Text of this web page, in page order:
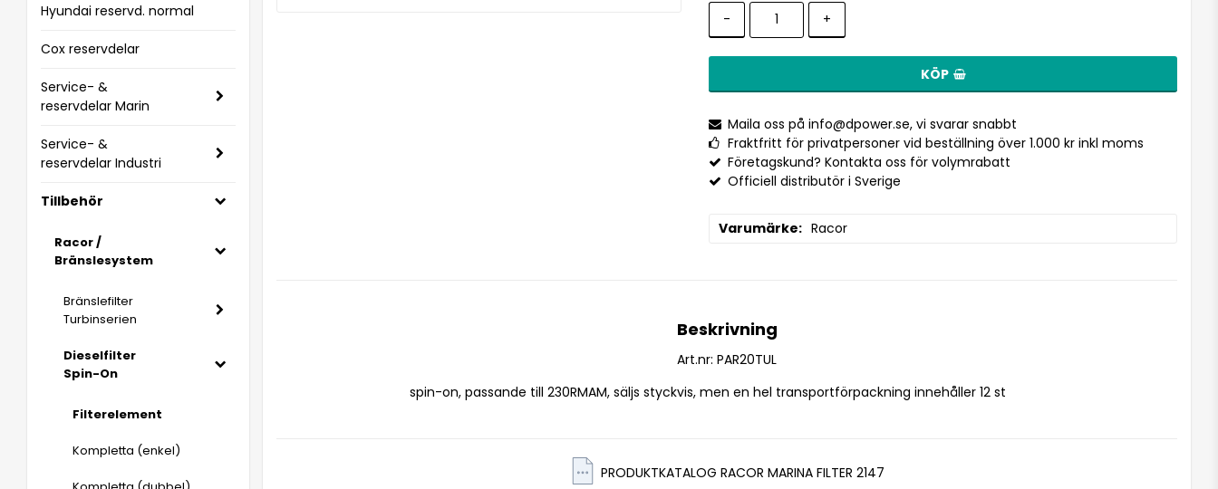
Hyundai reservd. normal
Cox reservdelar
Service- &
reservdelar Marin
Service- &
reservdelar Industri
Tillbehör
Racor /
Bränslesystem
Bränslefilter
Turbinserien
Dieselfilter
Spin-On
Filterelement
Kompletta (enkel)
- +
KÖP
Maila oss påinfo@dpower.se, vi svarar snabbt
Fraktfritt för privatpersoner vid beställning över 1.000 kr inkl moms
Företagskund? Kontakta oss för volymrabatt
Officiell distributör i Sverige
Varumärke Racor
Beskrivning
Art.nr: PAR20TUL
spin-on, passande till 230RMAM, säljs styckvis, men en hel transportförpackning innehåller 12 st
PRODUKTKATALOG RACOR MARINA FILTER 2147